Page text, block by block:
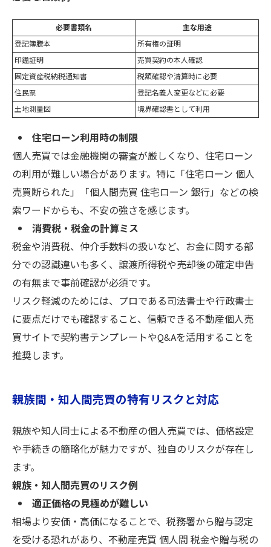
必要書類名
主な用途
登記簿謄本
所有権の証明
印鑑証明
売買契約の本人確認
固定資産税納税通知書
税額確認や清算時に必要
住民票
登記名義人変更などに必要
土地測量図
境界確認書として利用
住宅ローン利用時の制限
個人売買では金融機関の審査が厳しくなり、住宅ローン
の利用が難しい場合があります。特に「住宅ローン 個人
売買断られた」「個人間売買 住宅ローン 銀行」などの検
索ワードからも、不安の強さを感じます。
消費税・税金の計算ミス
税金や消費税、仲介手数料の扱いなど、お金に関する部
分での認識違いも多く、譲渡所得税や売却後の確定申告
の有無まで事前確認が必須です。
リスク軽減のためには、プロである司法書士や行政書士
に要点だけでも確認すること、信頼できる不動産個人売
買サイトで契約書テンプレートやQ&Aを活用することを
推奨します。
親族間・知人間売買の特有リスクと対応
親族や知人同士による不動産の個人売買では、価格設定
や手続きの簡略化が魅力ですが、独自のリスクが存在し
ます。
親族・知人間売買のリスク例
適正価格の見極めが難しい
相場より安価・高価になることで、税務署から贈与認定
を受ける恐れがあり、不動産売買 個人間 税金や贈与税の